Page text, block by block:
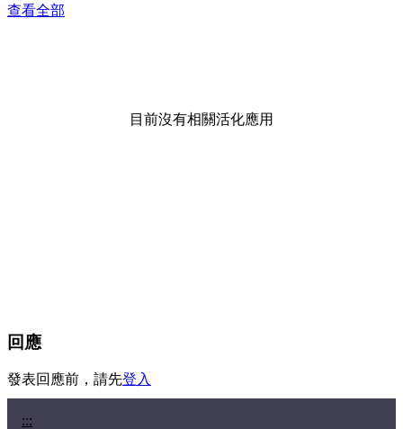
查看全部
目前沒有相關活化應用
回應
發表回應前，請先登入
:::